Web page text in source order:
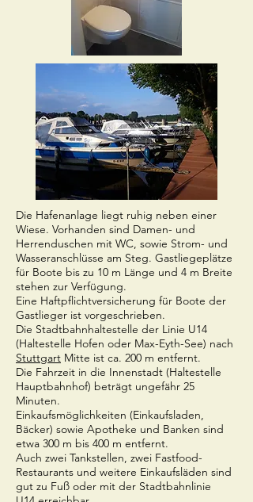
Die Hafenanlage liegt ruhig neben einer
Wiese. Vorhanden sind Damen- und
Herrenduschen mit WC, sowie Strom- und
Wasseranschlüsse am Steg. Gastliegeplätze
für Boote bis zu 10 m Länge und 4 m Breite
stehen zur Verfügung.
Eine Haftpflichtversicherung für Boote der
Gastlieger ist vorgeschrieben.
Die Stadtbahnhaltestelle der Linie U14
(Haltestelle Hofen oder Max-Eyth-See) nach
Stuttgart Mitte ist ca. 200 m entfernt.
Die Fahrzeit in die Innenstadt (Haltestelle
Hauptbahnhof) beträgt ungefähr 25
Minuten.
Einkaufsmöglichkeiten (Einkaufsladen,
Bäcker) sowie Apotheke und Banken sind
etwa 300 m bis 400 m entfernt.
Auch zwei Tankstellen, zwei Fastfood-
Restaurants und weitere Einkaufsläden sind
gut zu Fuß oder mit der Stadtbahnlinie